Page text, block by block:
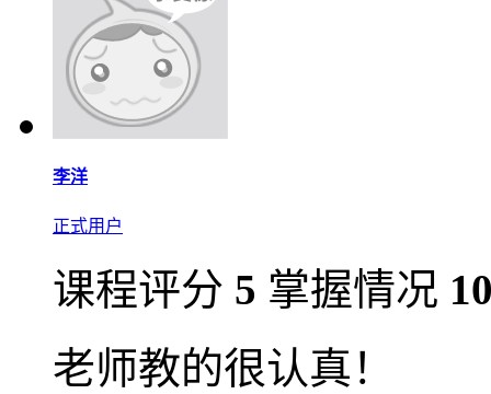
李洋
正式用户
课程评分 5 掌握情况
老师教的很认真！